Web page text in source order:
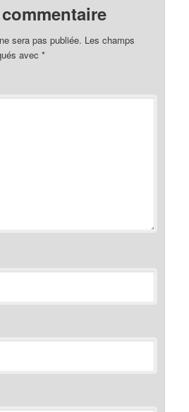
sera pas publiée. Les champs
avec*